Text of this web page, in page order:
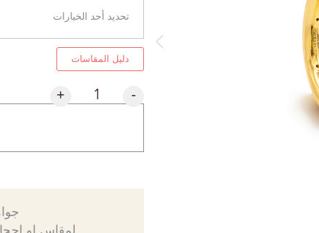
دليل المقاسات
-
+
لمقاس او